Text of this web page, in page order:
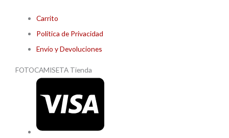
Carrito
Política de Privacidad
Envío y Devoluciones
FOTOCAMISETA Tienda